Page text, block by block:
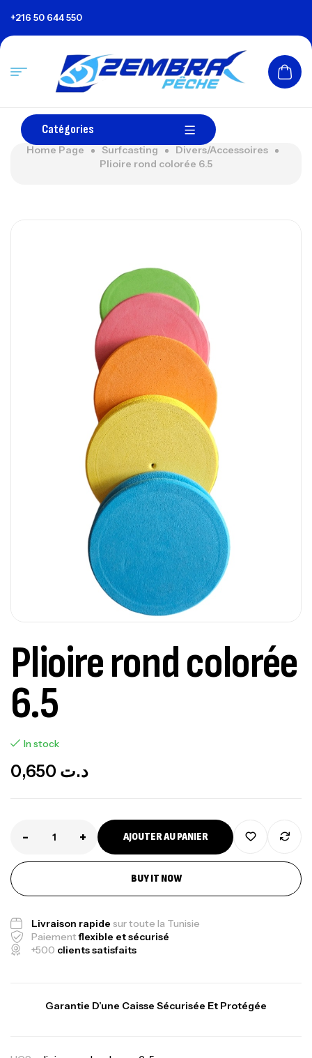
+216 50 644 550
Catégories
Home Page Surfcasting
Divers/Accessoires
Plioire rond colorée 6.5
Plioire rond colorée
6.5
In stock
د.ت
- + AJOUTER AU PANIER
BUY IT NOW
Livraison rapide sur toute la Tunisie
Paiementflexible et sécurisé
+500 clients satisfaits
Garantie D’une Caisse Sécurisée Et Protégée